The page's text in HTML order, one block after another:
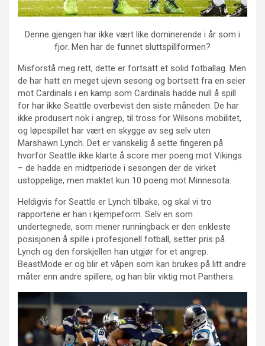
Denne gjengen har ikke vært like dominerende i år som i
fjor. Men har de funnet sluttspillformen?
Misforstå meg rett, dette er fortsatt et solid fotballag. Men
de har hatt en meget ujevn sesong og bortsett fra en seier
mot Cardinals i en kamp som Cardinals hadde null å spill
for har ikke Seattle overbevist den siste måneden. De har
ikke produsert nok i angrep, til tross for Wilsons mobilitet,
og løpespillet har vært en skygge av seg selv uten
Marshawn Lynch. Det er vanskelig å sette fingeren på
hvorfor Seattle ikke klarte å score mer poeng mot Vikings
– de hadde en midtperiode i sesongen der de virket
ustoppelige, men maktet kun 10 poeng mot Minnesota.
Heldigvis for Seattle er Lynch tilbake, og skal vi tro
rapportene er han i kjempeform. Selv en som
undertegnede, som mener runningback er den enkleste
posisjonen å spille i profesjonell fotball, setter pris på
Lynch og den forskjellen han utgjør for et angrep.
BeastMode er og blir et våpen som kan brukes på litt andre
måter enn andre spillere, og han blir viktig mot Panthers.